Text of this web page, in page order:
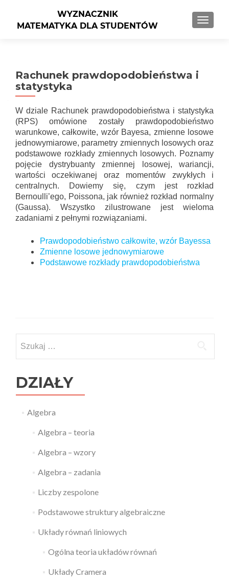
Rachunek prawdopodobieństwa i
statystyka
W dziale Rachunek prawdopodobieństwa i statystyka
(RPS) omówione zostały prawdopodobieństwo
warunkowe, całkowite, wzór Bayesa, zmienne losowe
jednowymiarowe, parametry zmiennych losowych oraz
podstawowe rozkłady zmiennych losowych. Poznamy
pojęcie dystrybuanty zmiennej losowej, wariancji,
wartości oczekiwanej oraz momentów zwykłych i
centralnych. Dowiemy się, czym jest rozkład
Bernoulli’ego, Poissona, jak również rozkład normalny
(Gaussa). Wszystko zilustrowane jest wieloma
zadaniami z pełnymi rozwiązaniami.
Prawdopodobieństwo całkowite, wzór Bayessa
Zmienne losowe jednowymiarowe
Podstawowe rozkłady prawdopodobieństwa
DZIAŁY
Algebra
Algebra – teoria
Algebra – wzory
Algebra – zadania
Liczby zespolone
Podstawowe struktury algebraiczne
Układy równań liniowych
Ogólna teoria układów równań
Układy Cramera